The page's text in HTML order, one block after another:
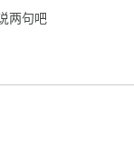
两句吧